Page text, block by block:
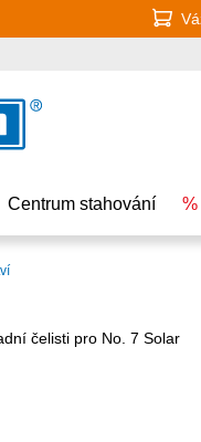
Centrum stahování %